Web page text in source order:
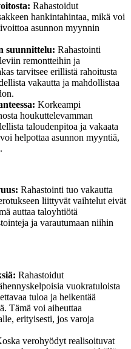
Rahastoidut
hankintahintaa, mikä voi
asunnon myynnin
suunnittelu: Rahastointi
remontteihin ja
tarvitsee erillistä rahoitusta
vakautta ja mahdollistaa
Korkeampi
houkuttelevamman
taloudenpitoa ja vakaata
helpottaa asunnon myyntiä,
Rahastointi tuo vakautta
liittyvät vaihtelut eivät
auttaa taloyhtiötä
ja varautumaan niihin
Rahastoidut
vuokratuloista
tuloa ja heikentää
Tämä voi aiheuttaa
erityisesti, jos varoja
verohyödyt realisoituvat